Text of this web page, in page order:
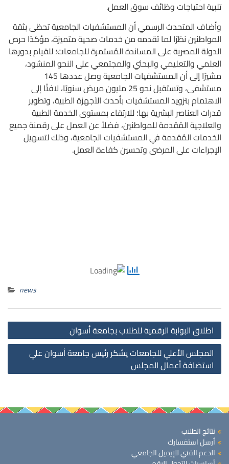
تلبية احتياجات وظائف سوق العمل.
وأضاف المتحدث الرسمي أن المستشفيات الجامعية تحظى بثقة
المواطنين نظرًا لما تقدمه من خدمات صحية متميزة، مؤكدًا حرص
الدولة المصرية على المساندة المُستمرة للجامعات؛ للقيام بدورها
العلمي والتعليمي والبحثي والمجتمعي على النحو المنشود،
مشيرًا إلى أن المستشفيات الجامعية وصل عددها 145
مستشفى، وتستقبل نحو 25 مليون مريض سنويًا، لافتًا إلى
الاهتمام بتزويد المستشفيات بأحدث الأجهزة الطبية، وتطوير
قدرات العناصر البشرية بها؛ للارتقاء بمستوى الخدمة الطبية
والعلاجية المُقدمة للمواطنين، فضلاً عن العمل على رقمنة جميع
الخدمات المُقدمة في المستشفيات الجامعية، وذلك لتسهيل
الإجراءات على المرضى وتحسين كفاءة العمل.
news
اطلاق البوابة الرقمية للطلاب بجامعة أسوان
المجلس الأعلي للجامعات يشكر رئيس جامعة أسوان علي
استضافة أعمال المجلس
نتائج الطلاب
أرسل استفسارك
الدعم الفني للإيميل الجامعي